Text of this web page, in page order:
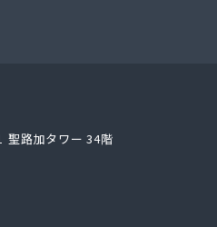
聖路加タワー 34階